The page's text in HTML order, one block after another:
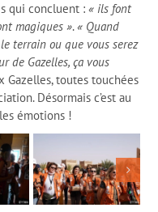
qui concluent : « ils font
magiques ».« Quand
terrain ou que vous serez
de Gazelles, ça vous
Gazelles, toutes touchées
Désormais c’est au
émotions !